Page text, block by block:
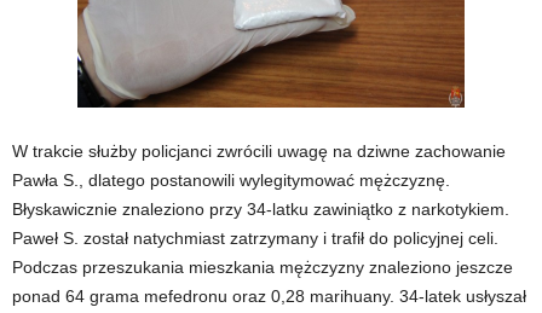
W trakcie służby policjanci zwrócili uwagę na dziwne zachowanie
Pawła S., dlatego postanowili wylegitymować mężczyznę.
Błyskawicznie znaleziono przy 34-latku zawiniątko z narkotykiem.
Paweł S. został natychmiast zatrzymany i trafił do policyjnej celi.
Podczas przeszukania mieszkania mężczyzny znaleziono jeszcze
ponad 64 grama mefedronu oraz 0,28 marihuany. 34-latek usłyszał